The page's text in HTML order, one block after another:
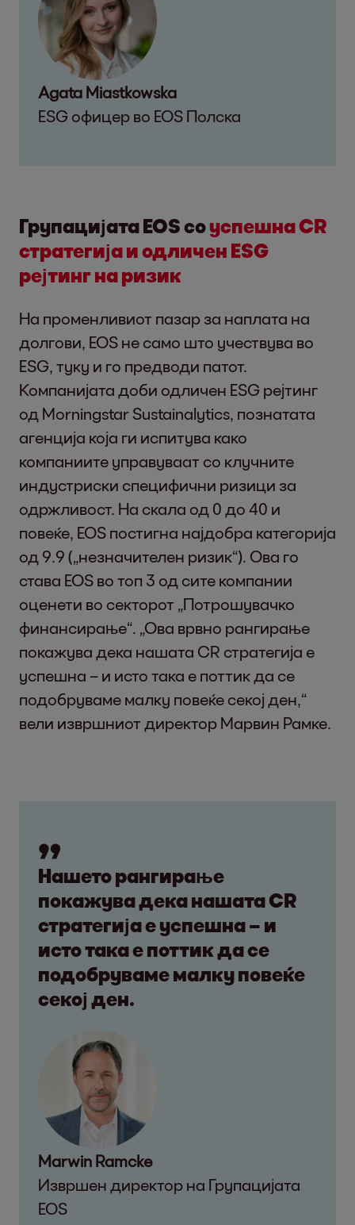
Agata Miastkowska
ESG офицер во EOS Полска
Групацијата EOS соуспешна CR
стратегија и одличен ESG
рејтинг на ризик
На променливиот пазар за наплата на
долгови, EOS не само што учествува во
ESG, туку и го предводи патот.
Компанијата доби одличен ESG рејтинг
од Morningstar Sustainalytics, познатата
агенција која ги испитува како
компаниите управуваат со клучните
индустриски специфични ризици за
одржливост. На скала од 0 до 40 и
повеќе, EOS постигна најдобра категорија
од 9.9 („незначителен ризик“). Ова го
става EOS во топ 3 од сите компании
оценети во секторот „Потрошувачко
финансирање“. „Ова врвно рангирање
покажува дека нашата CR стратегија е
успешна – и исто така е поттик да се
подобруваме малку повеќе секој ден,“
вели извршниот директор Марвин Рамке.
Нашето рангирање
покажува дека нашата CR
стратегија е успешна – и
исто така е поттик да се
подобруваме малку повеќе
секој ден.
Marwin Ramcke
Извршен директор на Групацијата
EOS